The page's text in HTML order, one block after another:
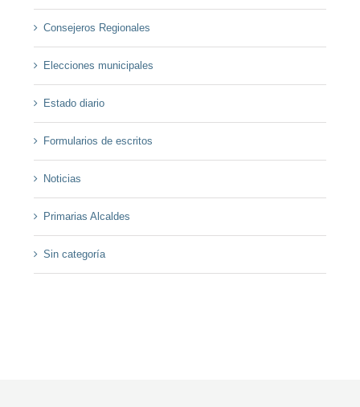
Consejeros Regionales
Elecciones municipales
Estado diario
Formularios de escritos
Noticias
Primarias Alcaldes
Sin categoría